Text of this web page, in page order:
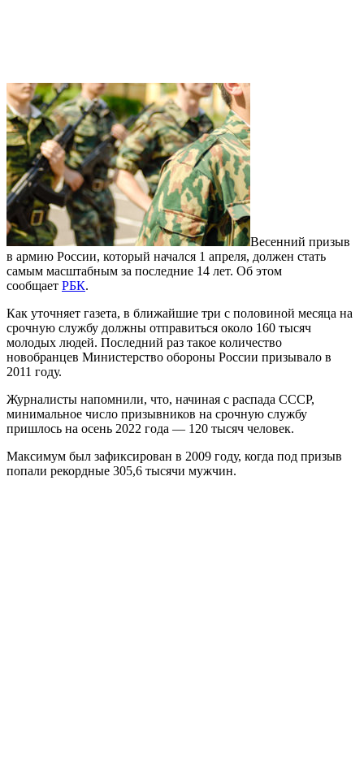
Весенний призыв
в армию России, который начался 1 апреля, должен стать
самым масштабным за последние 14 лет. Об этом
сообщает РБК.
Как уточняет газета, в ближайшие три с половиной месяца на
срочную службу должны отправиться около 160 тысяч
молодых людей. Последний раз такое количество
новобранцев Министерство обороны России призывало в
2011 году.
Журналисты напомнили, что, начиная с распада СССР,
минимальное число призывников на срочную службу
пришлось на осень 2022 года — 120 тысяч человек.
Максимум был зафиксирован в 2009 году, когда под призыв
попали рекордные 305,6 тысячи мужчин.